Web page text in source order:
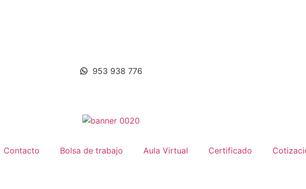
953 938 776
Contacto Bolsa de trabajo Aula Virtual Certificado